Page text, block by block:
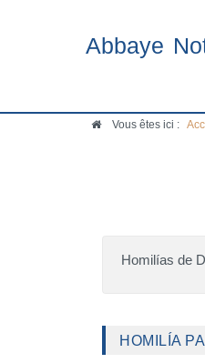
Abbaye
Vous êtes ici :
Homilías de
HOMILÍA